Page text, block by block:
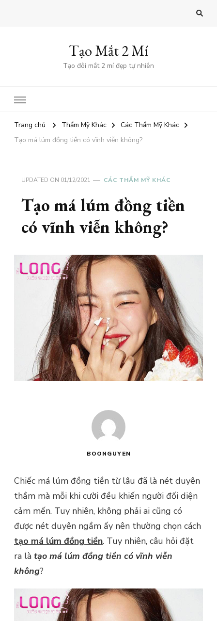
Tạo Mắt 2 Mí
Tạo đôi mắt 2 mí đẹp tự nhiên
Trang chủ Thẩm Mỹ Khác
Các Thẩm Mỹ Khác
Tạo má lúm đồng tiền có vĩnh viễn không?
UPDATED ON 01/12/2021 CÁC THẨM MỸ KHÁC
Tạo má lúm đồng tiền
có vĩnh viễn không?
BOONGUYEN
Chiếc má lúm đồng tiền từ lâu đã là nét duyên
thầm mà mỗi khi cười đều khiến người đối diện
cảm mến. Tuy nhiên, không phải ai cũng có
được nét duyên ngầm ấy nên thường chọn cách
tạo má lúm đồng tiền. Tuy nhiên, câu hỏi đặt
ra là tạo má lúm đồng tiền có vĩnh viễn
không?